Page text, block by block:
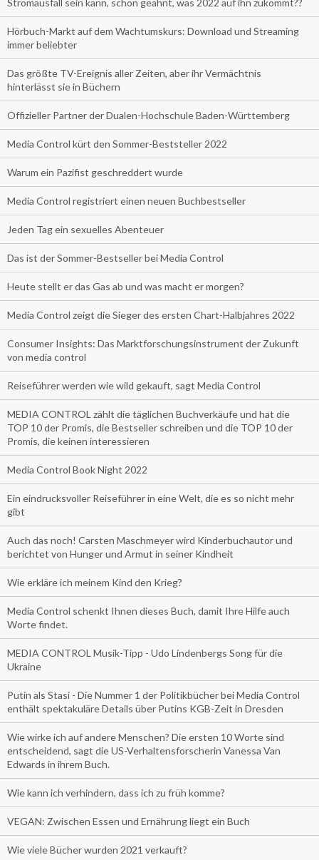
Stromausfall sein kann, schon geahnt, was 2022 auf ihn zukommt??
Hörbuch-Markt auf dem Wachtumskurs: Download und Streaming
immer beliebter
Das größte TV-Ereignis aller Zeiten, aber ihr Vermächtnis
hinterlässt sie in Büchern
Offizieller Partner der Dualen-Hochschule Baden-Württemberg
Media Control kürt den Sommer-Beststeller 2022
Warum ein Pazifist geschreddert wurde
Media Control registriert einen neuen Buchbestseller
Jeden Tag ein sexuelles Abenteuer
Das ist der Sommer-Bestseller bei Media Control
Heute stellt er das Gas ab und was macht er morgen?
Media Control zeigt die Sieger des ersten Chart-Halbjahres 2022
Consumer Insights: Das Marktforschungsinstrument der Zukunft
von media control
Reiseführer werden wie wild gekauft, sagt Media Control
MEDIA CONTROL zählt die täglichen Buchverkäufe und hat die
TOP 10 der Promis, die Bestseller schreiben und die TOP 10 der
Promis, die keinen interessieren
Media Control Book Night 2022
Ein eindrucksvoller Reiseführer in eine Welt, die es so nicht mehr
gibt
Auch das noch! Carsten Maschmeyer wird Kinderbuchautor und
berichtet von Hunger und Armut in seiner Kindheit
Wie erkläre ich meinem Kind den Krieg?
Media Control schenkt Ihnen dieses Buch, damit Ihre Hilfe auch
Worte findet.
MEDIA CONTROL Musik-Tipp - Udo Lindenbergs Song für die
Ukraine
Putin als Stasi - Die Nummer 1 der Politikbücher bei Media Control
enthält spektakuläre Details über Putins KGB-Zeit in Dresden
Wie wirke ich auf andere Menschen? Die ersten 10 Worte sind
entscheidend, sagt die US-Verhaltensforscherin Vanessa Van
Edwards in ihrem Buch.
Wie kann ich verhindern, dass ich zu früh komme?
VEGAN: Zwischen Essen und Ernährung liegt ein Buch
Wie viele Bücher wurden 2021 verkauft?